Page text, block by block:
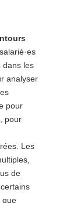
dans les
analyser
pour
pour
Les
de
que